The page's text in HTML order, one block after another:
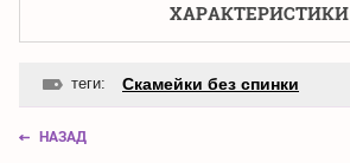
ХАРАКТЕРИСТИКИ
теги: Скамейки без спинки
НАЗАД